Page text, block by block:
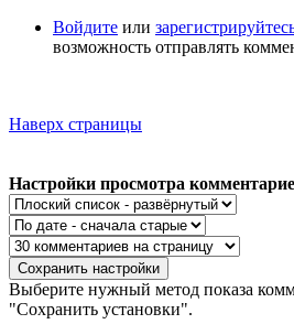
Войдите или
возможность отправлять
Наверх страницы
Настройки просмотра
Выберите нужный метод показа
"Сохранить установки".